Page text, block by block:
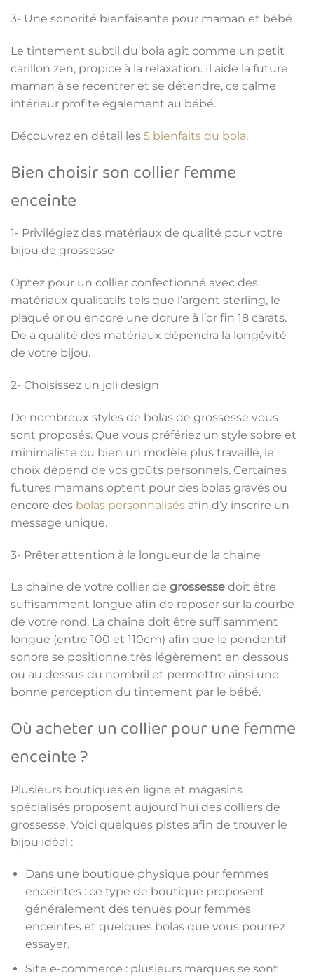
3- Une sonorité bienfaisante pour maman et bébé
Le tintement subtil du bola agit comme un petit
carillon zen, propice à la relaxation. Il aide la future
maman à se recentrer et se détendre, ce calme
intérieur profite également au bébé.
Découvrez en détail les 5 bienfaits du bola.
Bien choisir son collier femme
enceinte
1- Privilégiez des matériaux de qualité pour votre
bijou de grossesse
Optez pour un collier confectionné avec des
matériaux qualitatifs tels que l’argent sterling, le
plaqué or ou encore une dorure à l’or fin 18 carats.
De a qualité des matériaux dépendra la longévité
de votre bijou.
2- Choisissez un joli design
De nombreux styles de bolas de grossesse vous
sont proposés. Que vous préfériez un style sobre et
minimaliste ou bien un modèle plus travaillé, le
choix dépend de vos goûts personnels. Certaines
futures mamans optent pour des bolas gravés ou
encore des bolas personnalisés afin d’y inscrire un
message unique.
3- Prêter attention à la longueur de la chaine
La chaîne de votre collier de grossesse doit être
suffisamment longue afin de reposer sur la courbe
de votre rond. La chaîne doit être suffisamment
longue (entre 100 et 110cm) afin que le pendentif
sonore se positionne très légèrement en dessous
ou au dessus du nombril et permettre ainsi une
bonne perception du tintement par le bébé.
Où acheter un collier pour une femme
enceinte ?
Plusieurs boutiques en ligne et magasins
spécialisés proposent aujourd’hui des colliers de
grossesse. Voici quelques pistes afin de trouver le
bijou idéal :
Dans une boutique physique pour femmes
enceintes : ce type de boutique proposent
généralement des tenues pour femmes
enceintes et quelques bolas que vous pourrez
essayer.
Site e-commerce : plusieurs marques se sont